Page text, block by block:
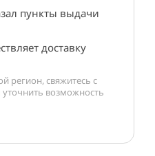
пункты выдачи
доставку
регион, свяжитесь с
возможность